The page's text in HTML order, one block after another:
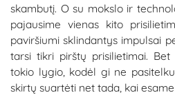
skambutį. O su mokslo ir
pajausime vienas kito
paviršiumi sklindantys impulsai
tarsi tikri pirštų prisilietimai.
tokio lygio, kodėl gi ne
skirtų suartėti net tada, kai